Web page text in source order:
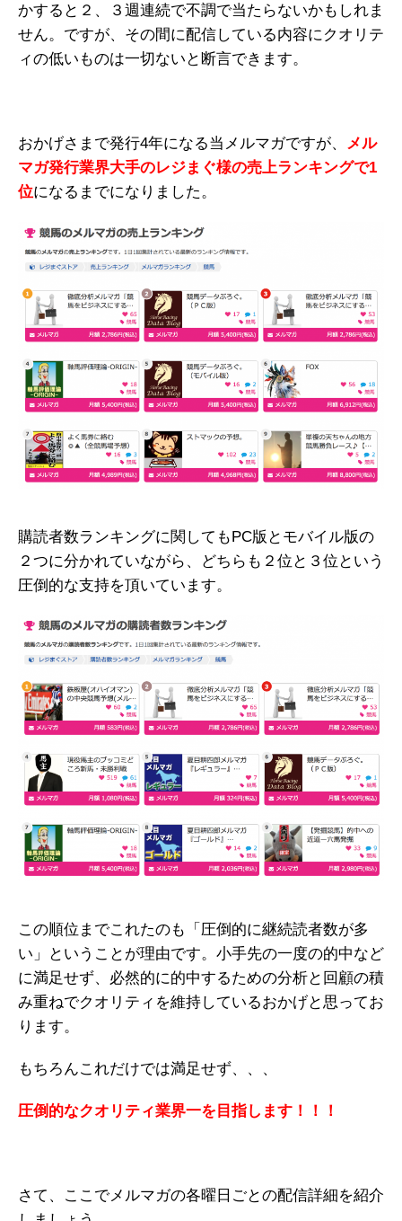
かすると２、３週連続で不調で当たらないかもしれま
せん。ですが、その間に配信している内容にクオリテ
ィの低いものは一切ないと断言できます。
おかげさまで発行4年になる当メルマガですが、 メル
マガ発行業界大手のレジまぐ様の売上ランキングで1
位になるまでになりました。
購読者数ランキングに関してもPC版とモバイル版の
２つに分かれていながら、どちらも２位と３位という
圧倒的な支持を頂いています。
この順位までこれたのも「圧倒的に継続読者数が多
い」ということが理由です。小手先の一度の的中など
に満足せず、必然的に的中するための分析と回顧の積
み重ねでクオリティを維持しているおかげと思ってお
ります。
もちろんこれだけでは満足せず、、、
圧倒的なクオリティ業界一を目指します！！！
さて、ここでメルマガの各曜日ごとの配信詳細を紹介